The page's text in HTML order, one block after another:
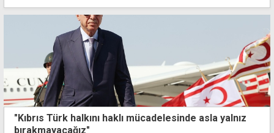
"Kıbrıs Türk halkını haklı mücadelesinde asla yalnız
bırakmayacağız"